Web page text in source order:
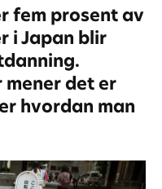
fem prosent av
i Japan blir
det er
hvordan man